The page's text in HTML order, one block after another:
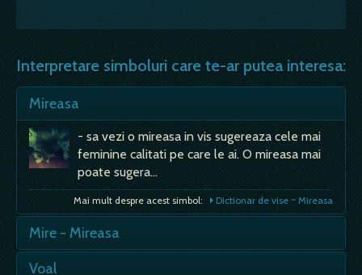
Interpretare simboluri care te-ar putea interesa:
Mireasa
- sa vezi o mireasa in vis sugereaza cele mai
feminine calitati pe care le ai. O mireasa mai
poate sugera…
Mai mult despre acest simbol: Dictionar de vise ~ Mireasa
Mire - Mireasa
Voal